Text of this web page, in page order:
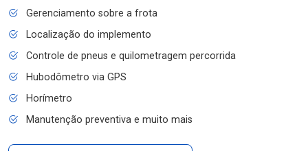
Gerenciamento sobre a frota
Localização do implemento
Controle de pneus e quilometragem percorrida
Hubodômetro via GPS
Horímetro
Manutenção preventiva e muito mais